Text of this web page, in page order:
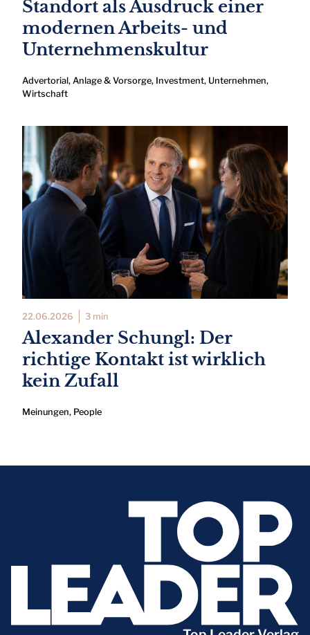
Standort als Ausdruck einer
modernen Arbeits- und
Unternehmenskultur
Advertorial, Anlage & Vorsorge, Investment, Unternehmen,
Wirtschaft
22.06.2026 3 min
Alexander Schungl: Der
richtige Kontakt ist wirklich
kein Zufall
Meinungen, People